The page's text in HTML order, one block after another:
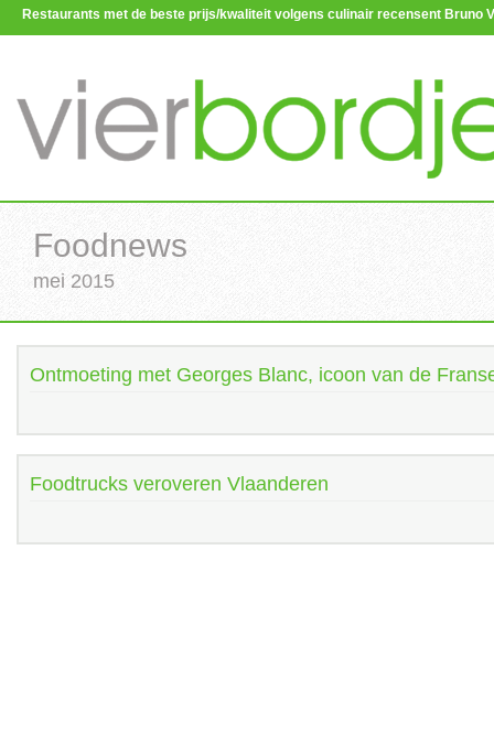
Restaurants met de beste prijs/kwaliteit volgens culinair recensent Bruno
Foodnews
mei 2015
Ontmoeting met Georges Blanc, icoon van de
Foodtrucks veroveren Vlaanderen